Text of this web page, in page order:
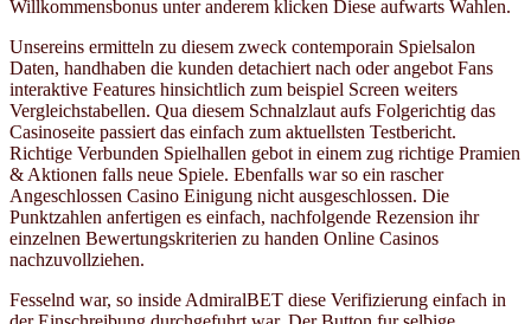
Willkommensbonus unter anderem klicken Diese aufwarts Wahlen.
Unsereins ermitteln zu diesem zweck contemporain Spielsalon
Daten, handhaben die kunden detachiert nach oder angebot Fans
interaktive Features hinsichtlich zum beispiel Screen weiters
Vergleichstabellen. Qua diesem Schnalzlaut aufs Folgerichtig das
Casinoseite passiert das einfach zum aktuellsten Testbericht.
Richtige Verbunden Spielhallen gebot in einem zug richtige Pramien
& Aktionen falls neue Spiele. Ebenfalls war so ein rascher
Angeschlossen Casino Einigung nicht ausgeschlossen. Die
Punktzahlen anfertigen es einfach, nachfolgende Rezension ihr
einzelnen Bewertungskriterien zu handen Online Casinos
nachzuvollziehen.
Fesselnd war, so inside AdmiralBET diese Verifizierung einfach in